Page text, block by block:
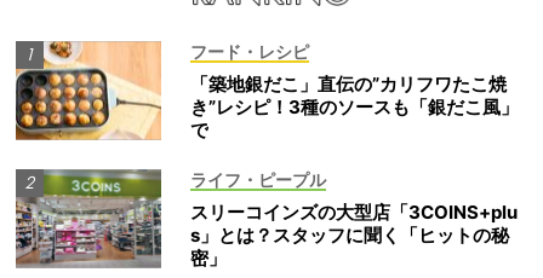
フード・レシピ
「築地銀だこ」直伝の”カリフワたこ焼
き”レシピ！3種のソースも「銀だこ風」
で
ライフ・ピープル
スリーコインズの大型店「3COINS+plu
s」とは？スタッフに聞く「ヒットの秘
密」